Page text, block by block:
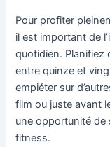
Pour profiter
il est important de
quotidien. Planifiez
entre quinze et
empiéter sur
film ou juste avant
une opportunité
fitness.